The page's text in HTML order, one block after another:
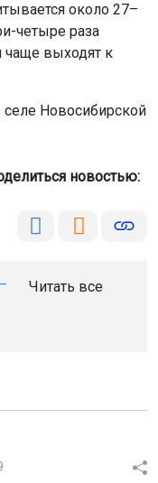
около 27–
четыре раза
чаще выходят к
Новосибирской
новостью:
Читать все